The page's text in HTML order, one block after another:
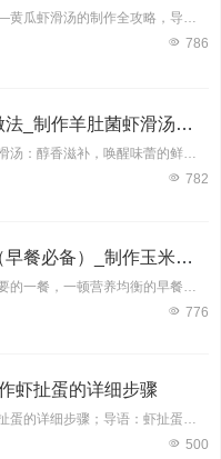
786
羊肚菌虾滑汤的做法_制作羊肚菌虾滑汤的详细步骤
【美食探索】羊肚菌虾滑汤：醇香滋补，唤醒味蕾的鲜美之选；羊肚菌，一种珍贵的食用菌，其肉质肥厚，口感鲜美，营养价值极高。搭配鲜嫩的虾滑，更是将汤的口感提升至全新的境界。下面
782
玉米虾饼的做法（早餐必备）_制作玉米虾饼的详细步骤
776
虾扯蛋的详细步骤
虾扯蛋的做法：制作虾扯蛋的详细步骤；导语：虾扯蛋，一道听起来颇有趣味的美食，实则是一道兼具营养与美味的佳肴。今天，就让我们一起来学习一下如何制作这道美味可口的虾扯蛋，让您
500